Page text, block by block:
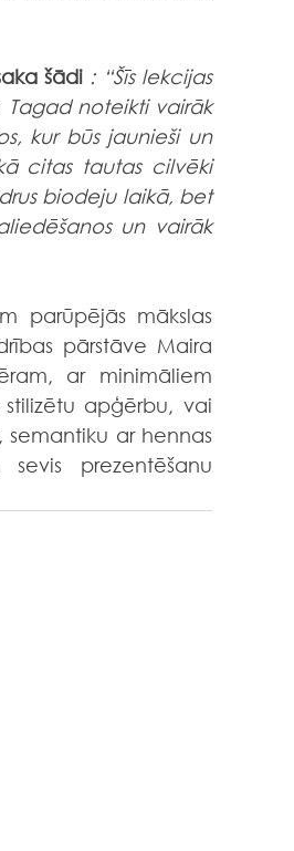
šādi : “Šīs lekcijas
Tagad noteikti vairāk
kur būs jaunieši un
citas tautas cilvēki
biodeju laikā, bet
un vairāk
parūpējās mākslas
pārstāve Maira
ar minimāliem
apģērbu, vai
semantiku ar hennas
prezentēšanu